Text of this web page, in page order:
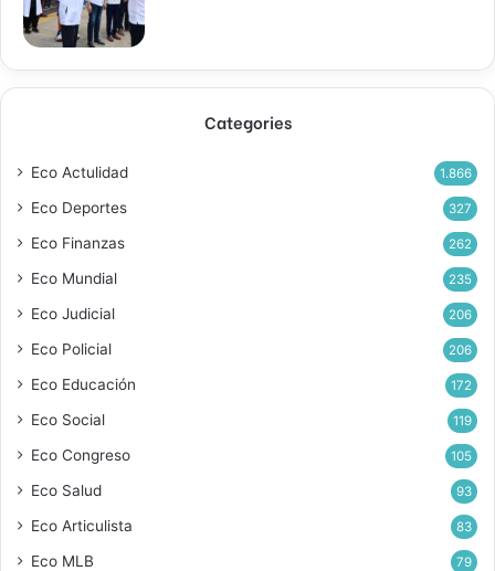
Categories
Eco Actulidad 1.866
Eco Deportes 327
Eco Finanzas 262
Eco Mundial 235
Eco Judicial 206
Eco Policial 206
Eco Educación 172
Eco Social 119
Eco Congreso 105
Eco Salud 93
Eco Articulista 83
Eco MLB 79